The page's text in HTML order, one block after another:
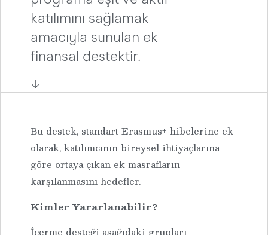
katılımını sağlamak
amacıyla sunulan ek
finansal destektir.
↓
Bu destek, standart Erasmus+ hibelerine ek
olarak, katılımcının bireysel ihtiyaçlarına
göre ortaya çıkan ek masrafların
karşılanmasını hedefler.
Kimler Yararlanabilir?
İçerme desteği aşağıdaki grupları